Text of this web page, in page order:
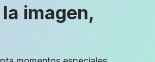
imagen,